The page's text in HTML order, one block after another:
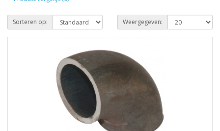
Sorteren op: Weergegeven: